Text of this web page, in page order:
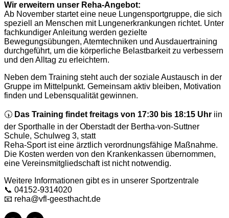
Wir erweitern unser Reha-Angebot:
Ab November startet eine neue Lungensportgruppe, die sich
speziell an Menschen mit Lungenerkrankungen richtet. Unter
fachkundiger Anleitung werden gezielte
Bewegungsübungen, Atemtechniken und Ausdauertraining
durchgeführt, um die körperliche Belastbarkeit zu verbessern
und den Alltag zu erleichtern.
Neben dem Training steht auch der soziale Austausch in der
Gruppe im Mittelpunkt. Gemeinsam aktiv bleiben, Motivation
finden und Lebensqualität gewinnen.
🕠 Das Training findet freitags von 17:30 bis 18:15 Uhr iin
der Sporthalle in der Oberstadt der Bertha-von-Suttner
Schule, Schulweg 3, statt
Reha-Sport ist eine ärztlich verordnungsfähige Maßnahme.
Die Kosten werden von den Krankenkassen übernommen,
eine Vereinsmitgliedschaft ist nicht notwendig.
Weitere Informationen gibt es in unserer Sportzentrale
📞 04152-9314020
📧 reha@vfl-geesthacht.de